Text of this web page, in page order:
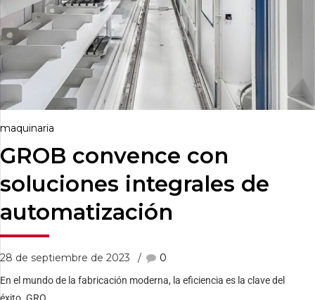
maquinaria
GROB convence con
soluciones integrales de
automatización
28 de septiembre de 2023 0
En el mundo de la fabricación moderna, la eficiencia es la clave del
éxito. GRO...